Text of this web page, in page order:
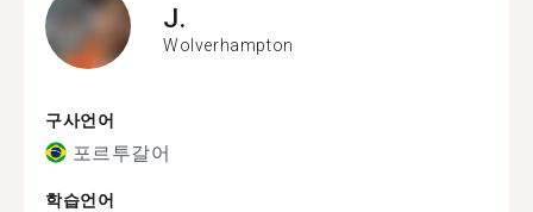
J.
Wolverhampton
구사언어
포르투갈어
학습언어